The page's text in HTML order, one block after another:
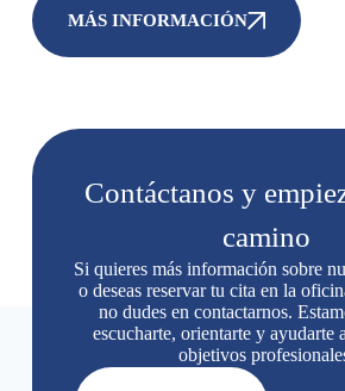
MÁS INFORMACIÓN
Contáctanos y
camino
Si quieres más información sobre
o deseas reservar tu cita en la
no dudes en contactarnos.
escucharte, orientarte y ayudarte
objetivos